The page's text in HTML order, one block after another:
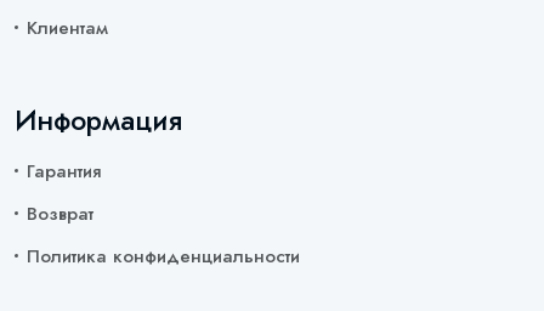
Клиентам
Информация
Гарантия
Возврат
Политика конфиденциальности